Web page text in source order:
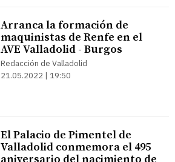
Arranca la formación de
maquinistas de Renfe en el
AVE Valladolid - Burgos
Redacción de Valladolid
21.05.2022 | 19:50
El Palacio de Pimentel de
Valladolid conmemora el 495